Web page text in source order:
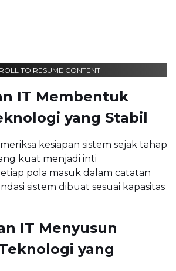
TO RESUME CONTENT
IT Membentuk
yang Stabil
kesiapan sistem sejak tahap
kuat menjadi inti
pola masuk dalam catatan
sistem dibuat sesuai kapasitas
IT Menyusun
yang